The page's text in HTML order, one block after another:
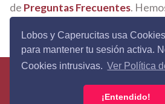
Lobos y Caperucitas usa
para mantener tu sesión activa.
Cookies intrusivas. Ver Política
¡Entendido!
de Preguntas Frecuentes.
Política de